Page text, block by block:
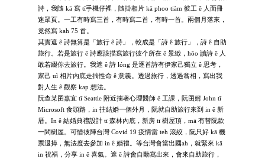
詩，我隨 kā 寫 tī手機仔裡，隨掛相片 kā phoo tiàm 彼工 ê 人面冊
迷眾頁。一工有時寫三首，有時寫二首，有時一首。兩個月落來，
竟然寫 kah 75 首。
其實遮 ê 詩無算是「旅行 ê 詩」，較成是「詩 ê 旅行」，詩 ê 自助
旅行。若是旅行 ê 詩應該描寫旅行彼个所在 ê 景緻，hōo 讀詩 ê 人
敢若綴你去旅行。我遮 ê 詩 lóng 是逐首詩有伊家己獨立 ê 思考，
家己 uì 相片內底走揣性命 ê 意義。透過旅行，透過翕相，寫出我
對人生 ê 觀察 kap 想法。
阮查某囝嘉宜 tī Seattle 附近揣著心理醫師 ê 工課，阮囝婿 John tī
Microsoft 食頭路，in 拄結婚一個外月，阮就自助旅行來到 in ê 新
厝。In ê 結婚典禮設計 tī 森林內底，新房 tī 樹屋頂，mā 有替阮款
一間樹屋。可惜彼陣台灣 Covid 19 疫情當 teh 滾絞，阮只好 kā 機
票退掉，無法度去參加 in ê 婚禮。等台灣會當出國ah，就緊來 kā
in 祝福，分享 in ê 喜氣。遮 ê 詩會自動寫出來，會來自助旅行，